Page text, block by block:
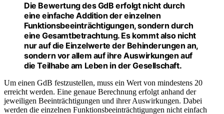
Die Bewertung des GdB erfolgt nicht durch
eine einfache Addition der einzelnen
Funktionsbeeinträchtigungen, sondern durch
eine Gesamtbetrachtung. Es kommt also nicht
nur auf die Einzelwerte der Behinderungen an,
sondern vor allem auf ihre Auswirkungen auf
die Teilhabe am Leben in der Gesellschaft.
Um einen GdB festzustellen, muss ein Wert von mindestens 20
erreicht werden. Eine genaue Berechnung erfolgt anhand der
jeweiligen Beeinträchtigungen und ihrer Auswirkungen. Dabei
werden die einzelnen Funktionsbeeinträchtigungen nicht einfach